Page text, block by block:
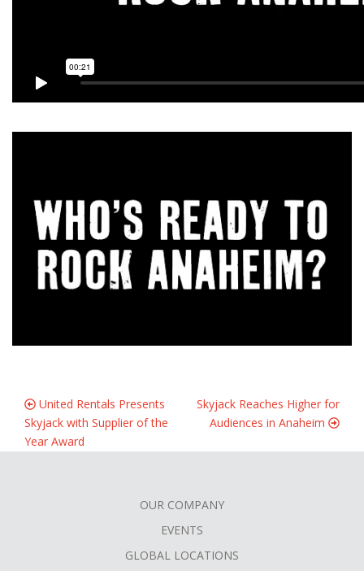
United Rentals Presents
Skyjack with Supplier of the
Year Award
Skyjack Reaches Higher for
Audiences in Anaheim
OUR COMPANY
EVENTS
GLOBAL LOCATIONS